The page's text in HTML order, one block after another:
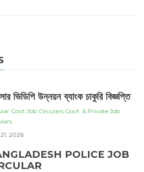
ভিডিপি উন্নয়ন ব্যাংক চাকুরি বিজ্ঞপ্তি
Govt Job Circulars Govt. & Private Job
2026
POLICE JOB